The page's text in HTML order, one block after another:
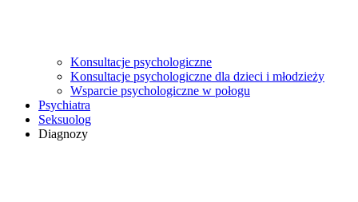
Konsultacje psychologiczne
Konsultacje psychologiczne dla dzieci i młodzieży
Wsparcie psychologiczne w połogu
Psychiatra
Seksuolog
Diagnozy